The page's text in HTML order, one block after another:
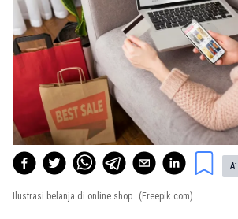
A-
Ilustrasi belanja di online shop. (Freepik.com)